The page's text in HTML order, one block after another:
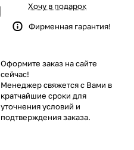
Хочу в подарок
Фирменная гарантия!
Оформите заказ на сайте
сейчас!
Менеджер свяжется с Вами в
кратчайшие сроки для
уточнения условий и
подтверждения заказа.